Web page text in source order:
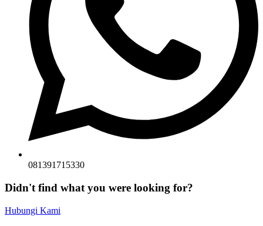
081391715330
Didn't find what you were looking for?
Hubungi Kami